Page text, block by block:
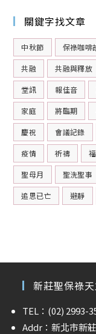
關鍵字找文章
中秋節 保祿咖啡
共融 共融與釋放
堂訊 報佳音
家庭 將臨期
慶祝 會議記錄
疫情 祈禱
聖母月 聖洗聖事
追思已亡 避靜
新莊聖保祿
TEL：(02) 2993-
Addr：新北市新